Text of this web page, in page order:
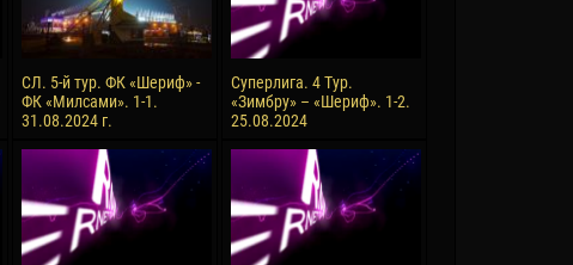
СЛ. 5-й тур. ФК «Шериф» -
ФК «Милсами». 1-1.
31.08.2024 г.
Суперлига. 4 Тур.
«Зимбру» – «Шериф». 1-2.
25.08.2024